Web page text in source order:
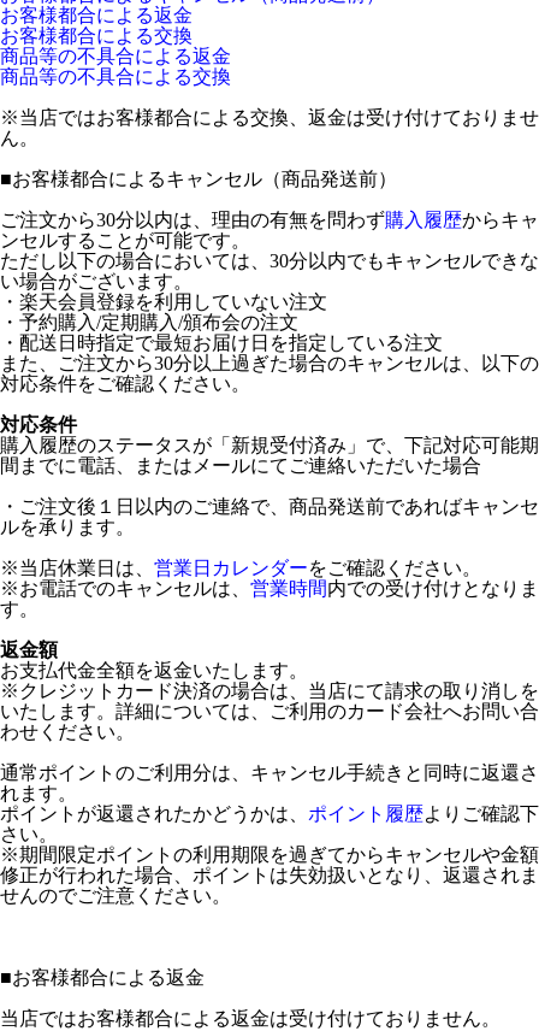
お客様都合による返金
お客様都合による交換
商品等の不具合による返金
商品等の不具合による交換
※当店ではお客様都合による交換、返金は受け付けておりませ
ん。
■お客様都合によるキャンセル（商品発送前）
ご注文から30分以内は、理由の有無を問わず購入履歴からキャ
ンセルすることが可能です。
ただし以下の場合においては、30分以内でもキャンセルできな
い場合がございます。
・楽天会員登録を利用していない注文
・予約購入/定期購入/頒布会の注文
・配送日時指定で最短お届け日を指定している注文
また、ご注文から30分以上過ぎた場合のキャンセルは、以下の
対応条件をご確認ください。
対応条件
購入履歴のステータスが「新規受付済み」で、下記対応可能期
間までに電話、またはメールにてご連絡いただいた場合
・ご注文後１日以内のご連絡で、商品発送前であればキャンセ
ルを承ります。
※当店休業日は、 営業日カレンダーをご確認ください。
※お電話でのキャンセルは、 営業時間内での受け付けとなりま
す。
返金額
お支払代金全額を返金いたします。
※クレジットカード決済の場合は、当店にて請求の取り消しを
いたします。詳細については、ご利用のカード会社へお問い合
わせください。
通常ポイントのご利用分は、キャンセル手続きと同時に返還さ
れます。
ポイントが返還されたかどうかは、 ポイント履歴よりご確認下
さい。
※期間限定ポイントの利用期限を過ぎてからキャンセルや金額
修正が行われた場合、ポイントは失効扱いとなり、返還されま
せんのでご注意ください。
■お客様都合による返金
当店ではお客様都合による返金は受け付けておりません。